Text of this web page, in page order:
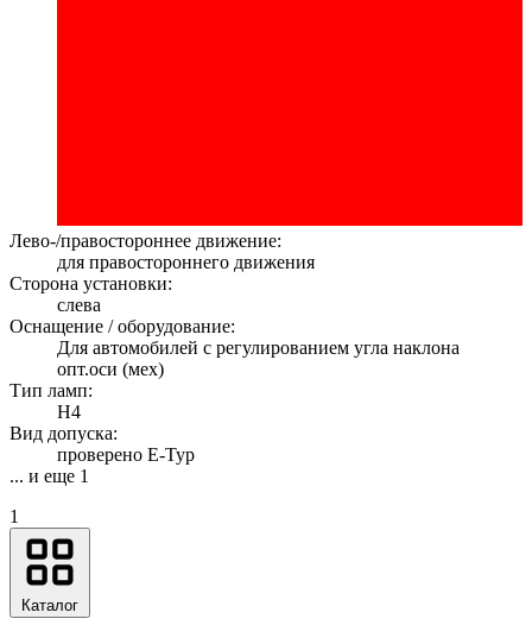
Лево-/правостороннее движение:
для правостороннего движения
Сторона установки:
слева
Оснащение / оборудование:
Для автомобилей с регулированием угла наклона
опт.оси (мех)
Тип ламп:
H4
Вид допуска:
проверено E-Typ
... и еще 1
1
Каталог